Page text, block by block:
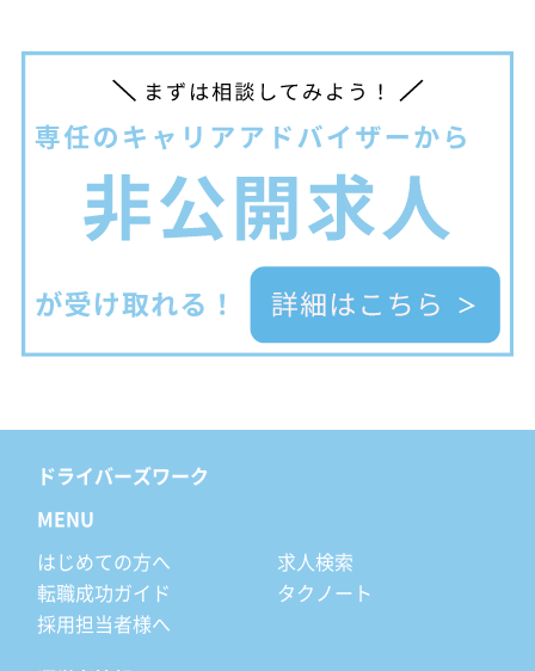
ドライバーズワーク
MENU
はじめての方へ
求人検索
転職成功ガイド
タクノート
採用担当者様へ